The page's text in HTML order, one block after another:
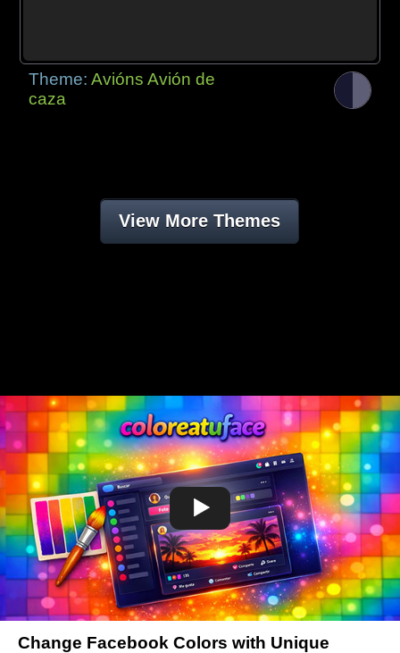
Theme:Avións Avión de
caza
View More Themes
Change Facebook Colors with Unique